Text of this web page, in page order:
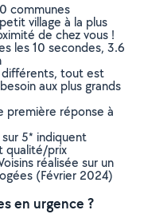
communes
village à la plus
de chez vous !
les 10 secondes, 3.6
différents, tout est
aux plus grands
première réponse à
5* indiquent
qualité/prix
réalisée sur un
(Février 2024)
en urgence ?